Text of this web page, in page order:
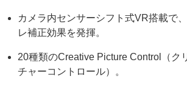
カメラ内センサーシフト式VR搭載で
レ補正効果を発揮。
20種類のCreative Picture Control（ク
チャーコントロール）。